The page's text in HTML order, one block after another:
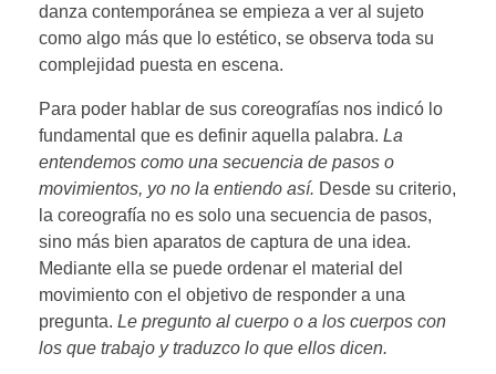
danza contemporánea se empieza a ver al sujeto
como algo más que lo estético, se observa toda su
complejidad puesta en escena.
Para poder hablar de sus coreografías nos indicó lo
fundamental que es definir aquella palabra. La
entendemos como una secuencia de pasos o
movimientos, yo no la entiendo así. Desde su criterio,
la coreografía no es solo una secuencia de pasos,
sino más bien aparatos de captura de una idea.
Mediante ella se puede ordenar el material del
movimiento con el objetivo de responder a una
pregunta. Le pregunto al cuerpo o a los cuerpos con
los que trabajo y traduzco lo que ellos dicen.